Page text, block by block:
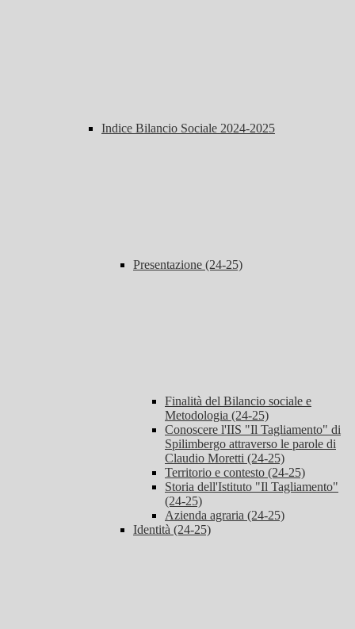
Indice Bilancio Sociale 2024-2025
Presentazione (24-25)
Finalità del Bilancio sociale e
Metodologia (24-25)
Conoscere l'IIS "Il Tagliamento" di
Spilimbergo attraverso le parole di
Claudio Moretti (24-25)
Territorio e contesto (24-25)
Storia dell'Istituto "Il Tagliamento"
(24-25)
Azienda agraria (24-25)
Identità (24-25)